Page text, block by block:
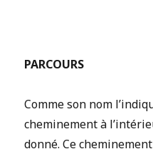
PARCOURS
Comme son nom
cheminement à
donné. Ce